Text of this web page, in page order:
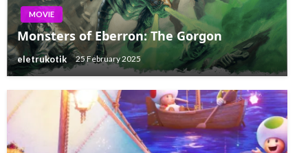
MOVIE
Monsters of Eberron: The Gorgon
eletrukotik 25 February 2025